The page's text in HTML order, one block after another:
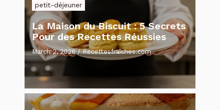
petit-déjeuner
La Maison du Biscuit : 5 Secrets
Pour des Recettes Réussies
March 2, 2026/Recettesfraîches.com